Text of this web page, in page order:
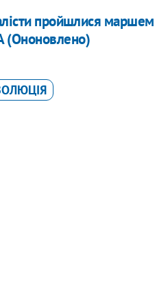
пройшлися маршем
(Ононовлено)